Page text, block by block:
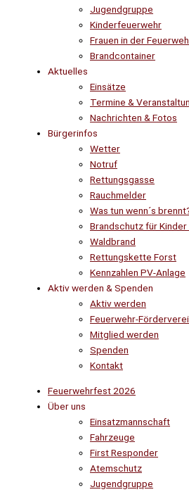
Jugendgruppe
Kinderfeuerwehr
Frauen in der
Brandcontainer
Aktuelles
Einsätze
Termine &
Nachrichten & Fotos
Bürgerinfos
Wetter
Notruf
Rettungsgasse
Rauchmelder
Was tun wenn´s
Brandschutz für Kinder
Waldbrand
Rettungskette Forst
Kennzahlen PV-Anlage
Aktiv werden & Spenden
Aktiv werden
Feuerwehr-
Mitglied werden
Spenden
Kontakt
Feuerwehrfest 2026
Über uns
Einsatzmannschaft
Fahrzeuge
First Responder
Atemschutz
Jugendgruppe